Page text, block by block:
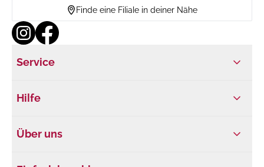
Finde eine Filiale in deiner Nähe
Service
Hilfe
Über uns